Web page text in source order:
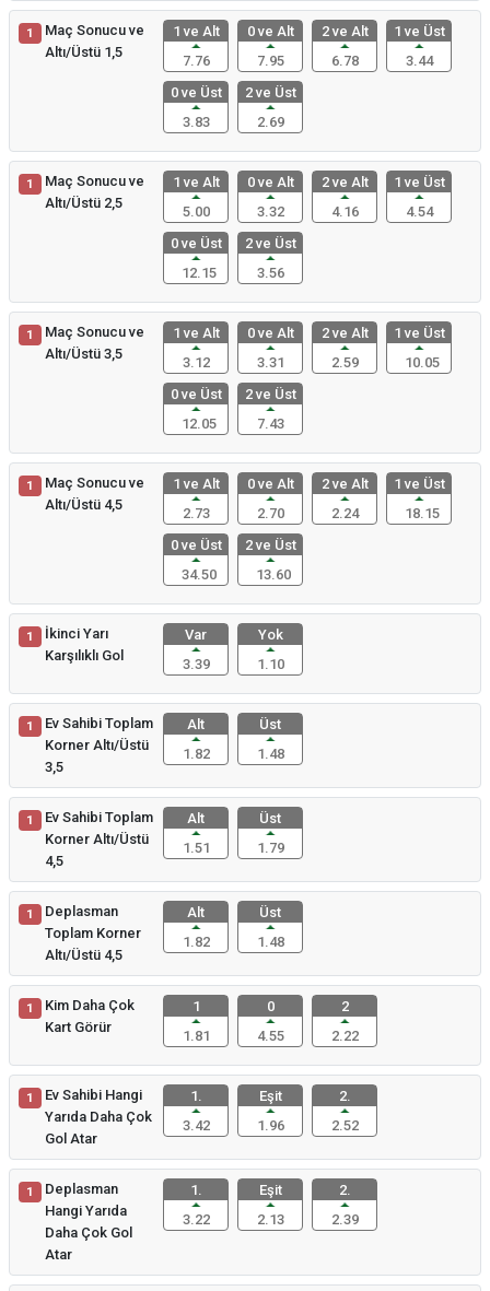
1
Maç Sonucu ve
Altı/Üstü 1,5
1 ve Alt
7.76
0 ve Alt
7.95
2 ve Alt
6.78
1 ve Üst
3.44
0 ve Üst
3.83
2 ve Üst
2.69
1
Maç Sonucu ve
Altı/Üstü 2,5
1 ve Alt
5.00
0 ve Alt
3.32
2 ve Alt
4.16
1 ve Üst
4.54
0 ve Üst
12.15
2 ve Üst
3.56
1
Maç Sonucu ve
Altı/Üstü 3,5
1 ve Alt
3.12
0 ve Alt
3.31
2 ve Alt
2.59
1 ve Üst
10.05
0 ve Üst
12.05
2 ve Üst
7.43
1
Maç Sonucu ve
Altı/Üstü 4,5
1 ve Alt
2.73
0 ve Alt
2.70
2 ve Alt
2.24
1 ve Üst
18.15
0 ve Üst
34.50
2 ve Üst
13.60
1
İkinci Yarı
Karşılıklı Gol
Var
3.39
Yok
1.10
1
Ev Sahibi Toplam
Korner Altı/Üstü
3,5
Alt
1.82
Üst
1.48
1
Ev Sahibi Toplam
Korner Altı/Üstü
4,5
Alt
1.51
Üst
1.79
1
Deplasman
Toplam Korner
Altı/Üstü 4,5
Alt
1.82
Üst
1.48
1
Kim Daha Çok
Kart Görür
1
1.81
0
4.55
2
2.22
1
Ev Sahibi Hangi
Yarıda Daha Çok
Gol Atar
1.
3.42
Eşit
1.96
2.
2.52
1
Deplasman
Hangi Yarıda
Daha Çok Gol
Atar
1.
3.22
Eşit
2.13
2.
2.39